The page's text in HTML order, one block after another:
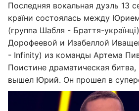
Последняя вокальная дуэль 13
країни состоялась между
(группа Шабля - Браття-
Дорофеевой и Изабеллой
- Infinity) из команды Артема
Поистине драматическая
вышел Юрий. Он прошел в